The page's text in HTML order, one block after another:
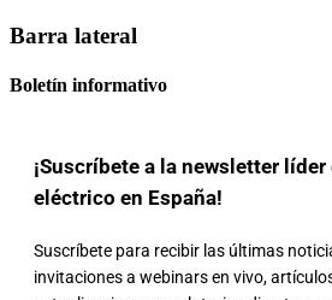
Barra lateral
Boletín informativo
¡Suscríbete a la newsletter
eléctrico en España!
Suscríbete para recibir las últimas
invitaciones a webinars en vivo,